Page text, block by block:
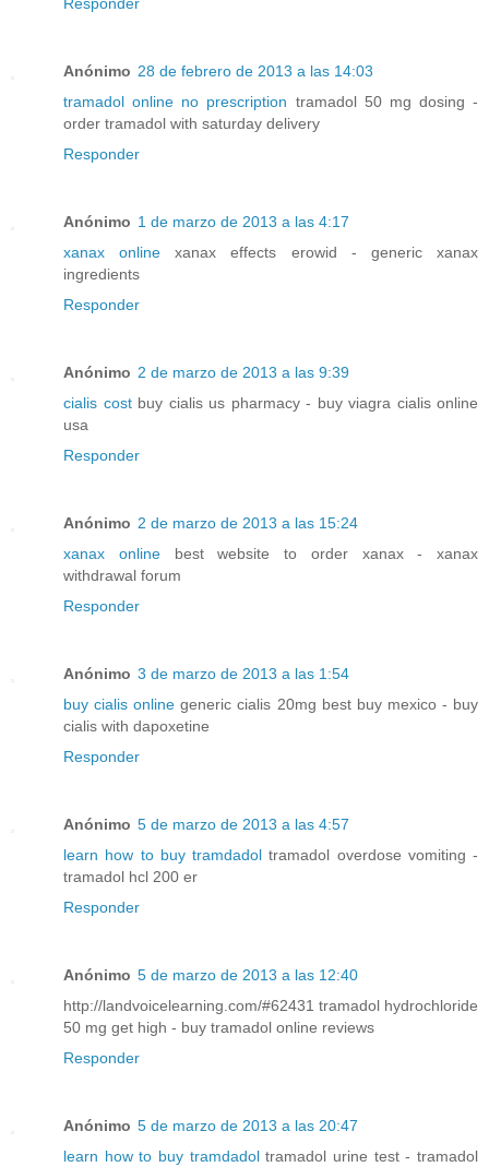
Anónimo 28 de febrero de 2013 a las 14:03
tramadol online no prescription tramadol 50 mg dosing -
order tramadol with saturday delivery
Responder
Anónimo 1 de marzo de 2013 a las 4:17
xanax online xanax effects erowid - generic xanax
ingredients
Responder
Anónimo 2 de marzo de 2013 a las 9:39
cialis costbuy cialis us pharmacy - buy viagra cialis online
usa
Responder
Anónimo 2 de marzo de 2013 a las 15:24
xanax onlinebest website to order xanax - xanax
withdrawal forum
Responder
Anónimo 3 de marzo de 2013 a las 1:54
buy cialis online generic cialis 20mg best buy mexico - buy
cialis with dapoxetine
Responder
Anónimo 5 de marzo de 2013 a las 4:57
learn how to buy tramdadol tramadol overdose vomiting -
tramadol hcl 200 er
Responder
Anónimo 5 de marzo de 2013 a las 12:40
http://landvoicelearning.com/#62431 tramadol hydrochloride
50 mg get high - buy tramadol online reviews
Responder
Anónimo 5 de marzo de 2013 a las 20:47
learn how to buy tramdadoltramadol urine test - tramadol